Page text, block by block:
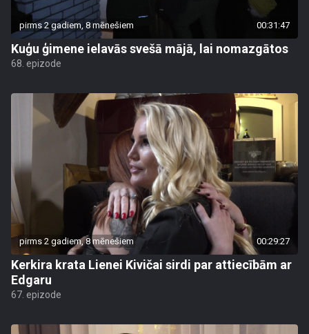
pirms 2 gadiem, 8 mēnešiem 00:31:47
Kuģu ģimene ielavās svešā mājā, lai nomazgātos
68. epizode
pirms 2 gadiem, 8 mēnešiem 00:29:27
Kerkira krata Lienei Kivičai sirdi par attiecībām ar
Edgaru
67. epizode